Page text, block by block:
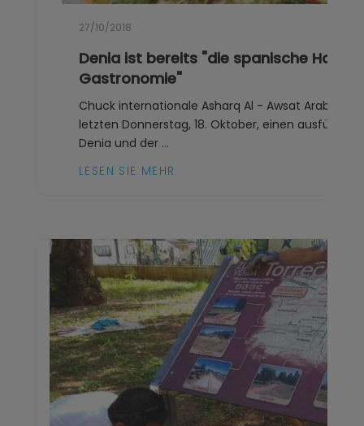
27/10/2018
Denia ist bereits "die spanische
Gastronomie"
Chuck internationale Asharq Al - Awsat Arabisch
letzten Donnerstag, 18. Oktober, einen
Denia und der ...
LESEN SIE MEHR